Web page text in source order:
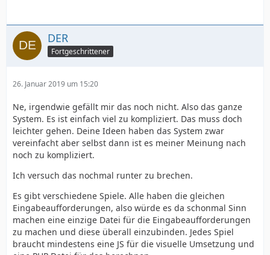
DER
Fortgeschrittener
26. Januar 2019 um 15:20
Ne, irgendwie gefällt mir das noch nicht. Also das ganze
System. Es ist einfach viel zu kompliziert. Das muss doch
leichter gehen. Deine Ideen haben das System zwar
vereinfacht aber selbst dann ist es meiner Meinung nach
noch zu kompliziert.
Ich versuch das nochmal runter zu brechen.
Es gibt verschiedene Spiele. Alle haben die gleichen
Eingabeaufforderungen, also würde es da schonmal Sinn
machen eine einzige Datei für die Eingabeaufforderungen
zu machen und diese überall einzubinden. Jedes Spiel
braucht mindestens eine JS für die visuelle Umsetzung und